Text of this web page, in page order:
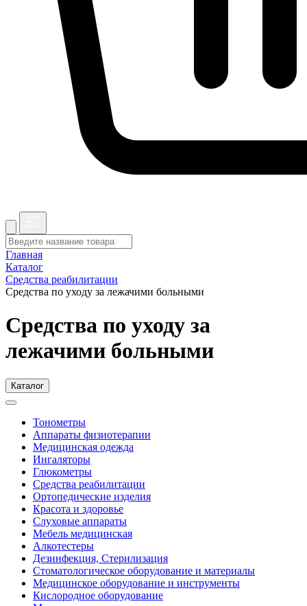
Главная
Каталог
Средства реабилитации
Средства по уходу за лежачими больными
Средства по уходу за
лежачими больными
Каталог
Тонометры
Аппараты физиотерапии
Медицинская одежда
Ингаляторы
Глюкометры
Средства реабилитации
Ортопедические изделия
Красота и здоровье
Слуховые аппараты
Мебель медицинская
Алкотестеры
Дезинфекция, Стерилизация
Стоматологическое оборудование и материалы
Медицинское оборудование и инструменты
Кислородное оборудование